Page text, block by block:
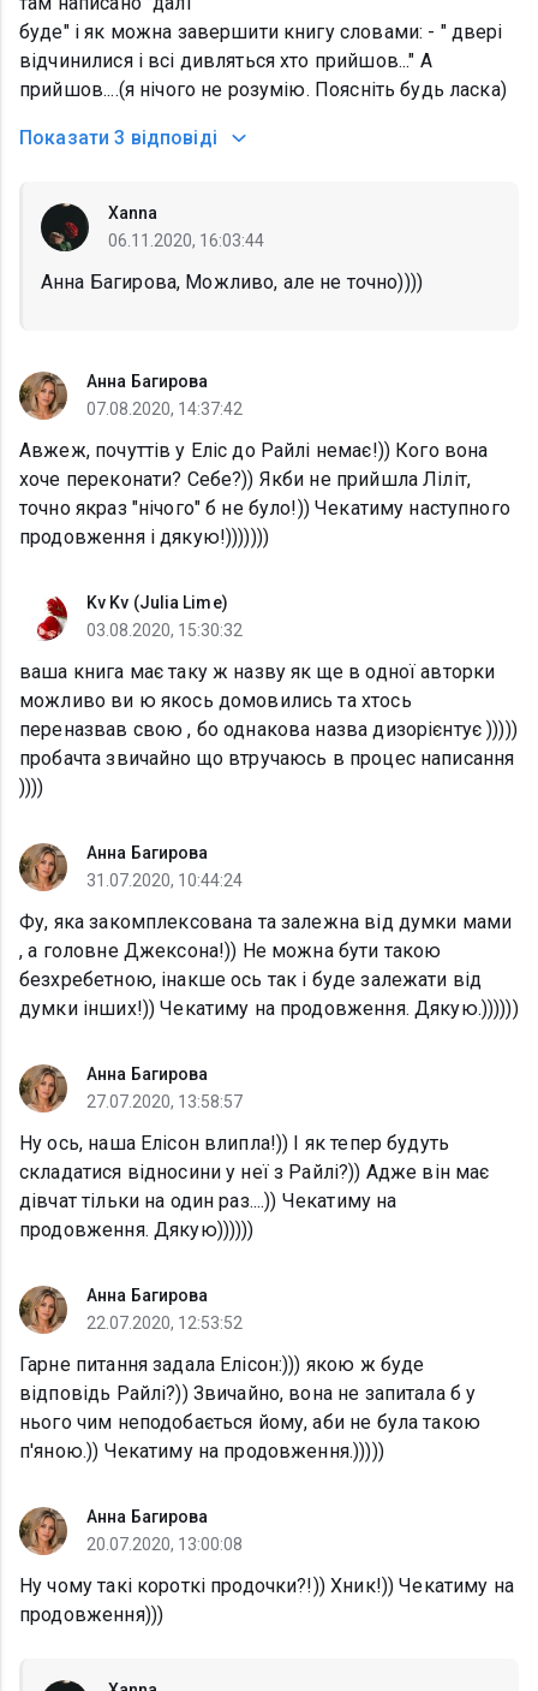
буде" і як можна завершити книгу словами: - " двері
відчинилися і всі дивляться хто прийшов..." А
прийшов....(я нічого не розумію. Поясніть будь ласка)
Показати 3 відповіді
Xanna
06.11.2020, 16:03:44
Анна Багирова, Можливо, але не точно))))
Анна Багирова
07.08.2020, 14:37:42
Авжеж, почуттів у Еліс до Райлі немає!)) Кого вона
хоче переконати? Себе?)) Якби не прийшла Ліліт,
точно якраз "нічого" б не було!)) Чекатиму наступного
продовження і дякую!)))))))
Kv Kv (Julia Lime)
03.08.2020, 15:30:32
ваша книга має таку ж назву як ще в одної авторки
можливо ви ю якось домовились та хтось
переназвав свою , бо однакова назва дизорієнтує )))))
пробачта звичайно що втручаюсь в процес написання
))))
Анна Багирова
31.07.2020, 10:44:24
Фу, яка закомплексована та залежна від думки мами
, а головне Джексона!)) Не можна бути такою
безхребетною, інакше ось так і буде залежати від
думки інших!)) Чекатиму на продовження. Дякую.))))))
Анна Багирова
27.07.2020, 13:58:57
Ну ось, наша Елісон влипла!)) І як тепер будуть
складатися відносини у неї з Райлі?)) Адже він має
дівчат тільки на один раз....)) Чекатиму на
продовження. Дякую))))))
Анна Багирова
22.07.2020, 12:53:52
Гарне питання задала Елісон:))) якою ж буде
відповідь Райлі?)) Звичайно, вона не запитала б у
нього чим неподобається йому, аби не була такою
п'яною.)) Чекатиму на продовження.)))))
Анна Багирова
20.07.2020, 13:00:08
Ну чому такі короткі продочки?!)) Хник!)) Чекатиму на
продовження)))